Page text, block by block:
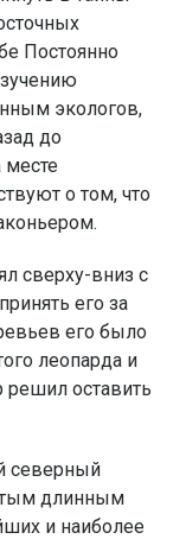
Постоянно
экологов,
до
месте
о том, что
сверху-вниз с
его за
его было
леопарда и
решил оставить
северный
длинным
и наиболее